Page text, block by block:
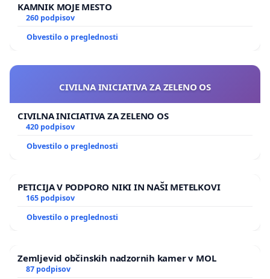
KAMNIK MOJE MESTO
260 podpisov
Obvestilo o preglednosti
CIVILNA INICIATIVA ZA ZELENO OS
CIVILNA INICIATIVA ZA ZELENO OS
420 podpisov
Obvestilo o preglednosti
PETICIJA V PODPORO NIKI IN NAŠI METELKOVI
165 podpisov
Obvestilo o preglednosti
Zemljevid občinskih nadzornih kamer v MOL
87 podpisov